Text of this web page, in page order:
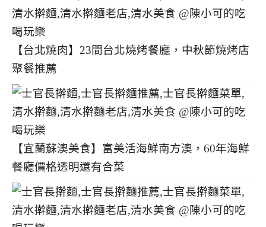
【台北燒肉】23間台北燒烤餐廳，中秋節燒烤店
聚餐推薦
【宜蘭蘇澳美食】富美活海鮮南方澳，60年海鮮
餐廳價格透明還有合菜